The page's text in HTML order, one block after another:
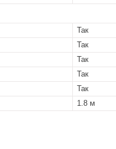
Так
Так
Так
Так
Так
1.8 м